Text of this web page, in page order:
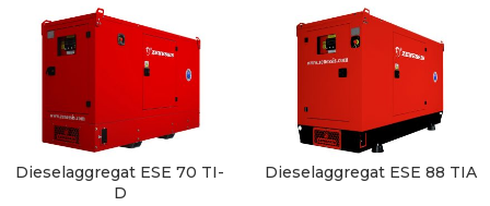
Dieselaggregat ESE 70 TI-
D
Dieselaggregat ESE 88 TIA